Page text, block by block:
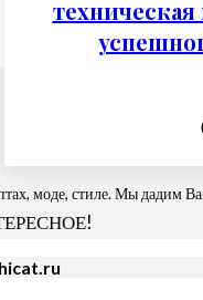
моде, стиле. Мы дадим